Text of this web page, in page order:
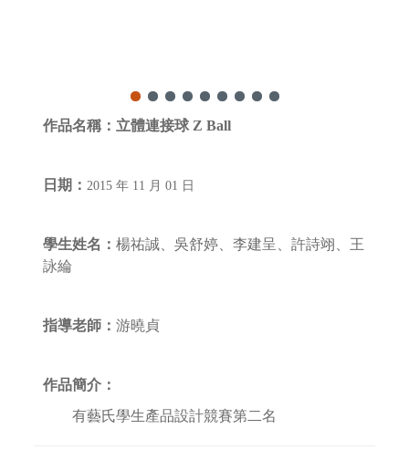
作品名稱： 立體連接球 Z Ball
日期： 2015 年 11 月 01 日
學生姓名： 楊祐誠、吳舒婷、李建呈、許詩翊、王
詠綸
指導老師： 游曉貞
作品簡介：
有藝氏學生產品設計競賽第二名